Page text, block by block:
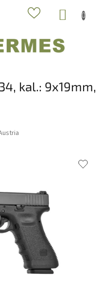
kal.: 9x19mm,